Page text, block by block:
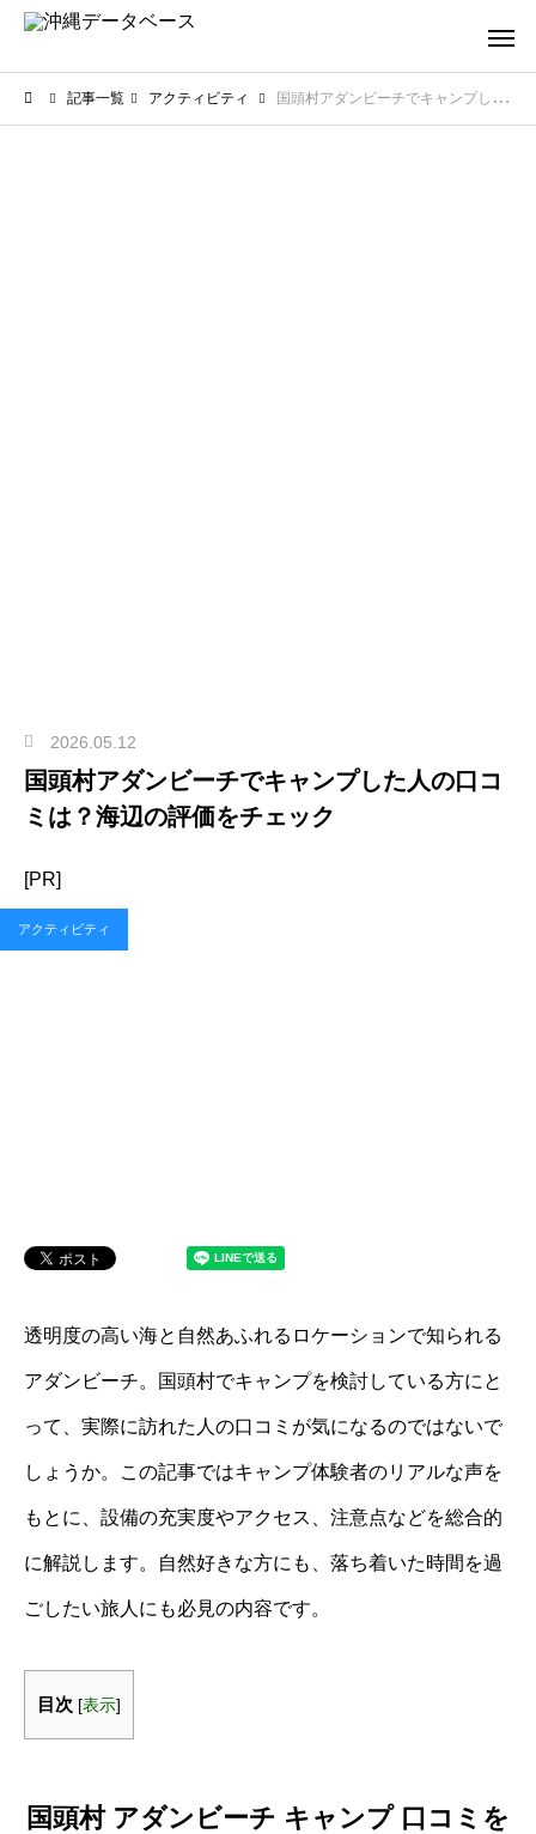
記事一覧 アクティビティ 国頭村アダンビーチでキャンプした人の口コミは？海辺の評価をチェック
2026.05.12
国頭村アダンビーチでキャンプした人の口コ
ミは？海辺の評価をチェック
[PR]
アクティビティ
透明度の高い海と自然あふれるロケーションで知られる
アダンビーチ。国頭村でキャンプを検討している方にと
って、実際に訪れた人の口コミが気になるのではないで
しょうか。この記事ではキャンプ体験者のリアルな声を
もとに、設備の充実度やアクセス、注意点などを総合的
に解説します。自然好きな方にも、落ち着いた時間を過
ごしたい旅人にも必見の内容です。
目次 [表示]
国頭村 アダンビーチ キャンプ 口コミを